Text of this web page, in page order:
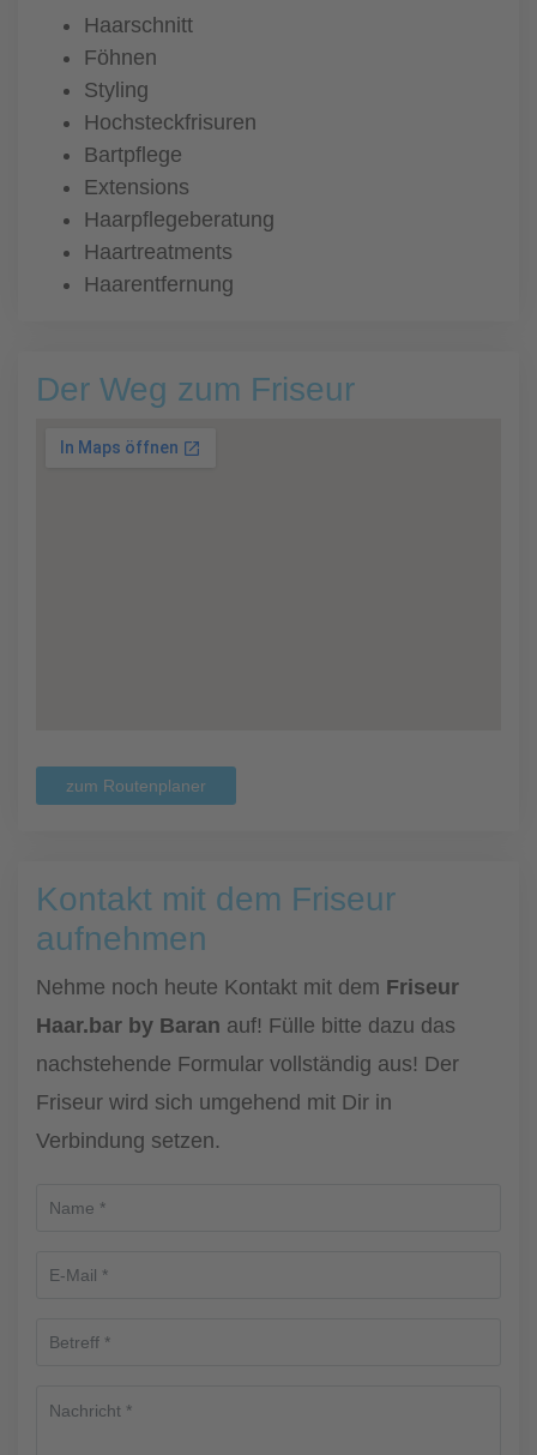
Haarschnitt
Föhnen
Styling
Hochsteckfrisuren
Bartpflege
Extensions
Haarpflegeberatung
Haartreatments
Haarentfernung
Der Weg zum Friseur
zum Routenplaner
Kontakt mit dem Friseur
aufnehmen
Nehme noch heute Kontakt mit dem Friseur
Haar.bar by Baran auf! Fülle bitte dazu das
nachstehende Formular vollständig aus! Der
Friseur wird sich umgehend mit Dir in
Verbindung setzen.